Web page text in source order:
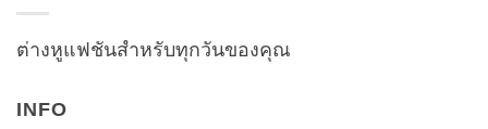
ต่างหูแฟชันสำหรับทุกวันของคุณ
INFO